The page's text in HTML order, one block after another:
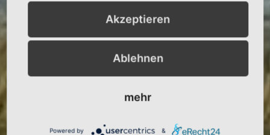
Akzeptieren
Ablehnen
mehr
Powered by &